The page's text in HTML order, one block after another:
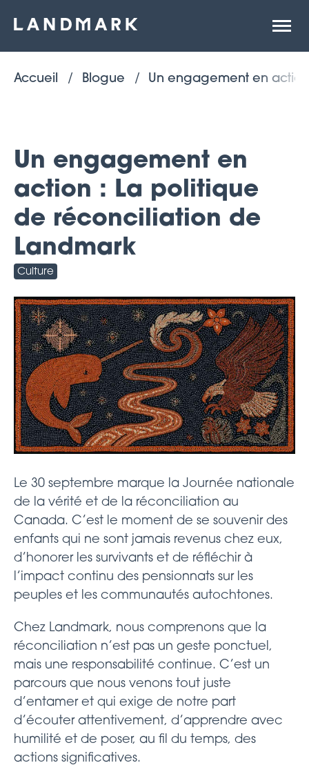
la
site
Accueil Blogue Un engagement en
Un engagement en
action : La politique
de réconciliation de
Landmark
Culture
Le 30 septembre marque la Journée nationale
de la vérité et de la réconciliation au
Canada. C’est le moment de se souvenir des
enfants qui ne sont jamais revenus chez eux,
d’honorer les survivants et de réfléchir à
l’impact continu des pensionnats sur les
peuples et les communautés autochtones.
Chez Landmark, nous comprenons que la
réconciliation n’est pas un geste ponctuel,
mais une responsabilité continue. C’est un
parcours que nous venons tout juste
d’entamer et qui exige de notre part
d’écouter attentivement, d’apprendre avec
humilité et de poser, au fil du temps, des
actions significatives.